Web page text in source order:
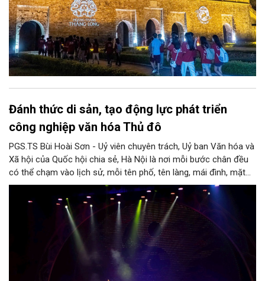
Đánh thức di sản, tạo động lực phát triển
công nghiệp văn hóa Thủ đô
PGS.TS Bùi Hoài Sơn - Uỷ viên chuyên trách, Uỷ ban Văn hóa và
Xã hội của Quốc hội chia sẻ, Hà Nội là nơi mỗi bước chân đều
có thể chạm vào lịch sử, mỗi tên phố, tên làng, mái đình, mặt
hồ, nếp nhà, câu hát, món ăn, làn điệu, nghề thủ công đều có
thể kể một câu chuyện về chiều sâu văn hiến của dân tộc.
Nhưng trong kỷ nguyên mới, câu hỏi đặt ra không chỉ Hà Nội có
bao nhiêu di sản, bao nhiêu văn nghệ sĩ, trí thức, không gian ký
ức, mà là làm thế nào để những giá trị ấy trở thành nguồn lực
phát triển, thành sức mạnh mềm, thành động lực sáng tạo,
thành năng lực cạnh tranh của Thủ đô.